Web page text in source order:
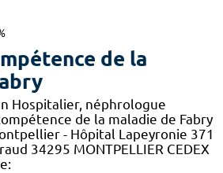
de la
Hospitalier, néphrologue
de la maladie de Fabry
- Hôpital Lapeyronie 371
34295 MONTPELLIER CEDEX